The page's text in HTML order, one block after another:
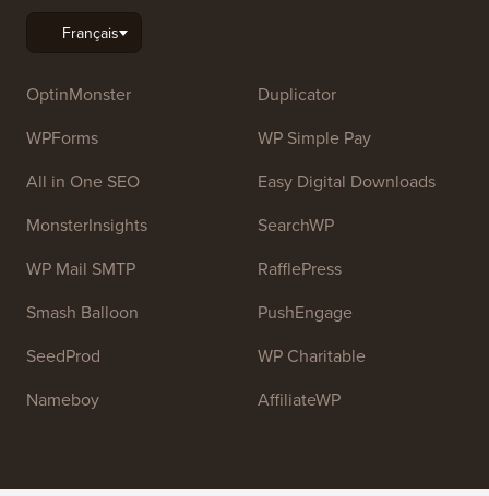
OptinMonster
WPForms
All in One SEO
MonsterInsights
WP Mail SMTP
Smash Balloon
SeedProd
Nameboy
Duplicator
WP Simple Pay
Easy Digital Downloads
SearchWP
RafflePress
PushEngage
WP Charitable
AffiliateWP